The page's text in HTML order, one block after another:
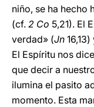
niño, se ha hecho
(cf. 2 Co 5,21). El
verdad» (Jn
El Espíritu nos
que decir a
ilumina el pasito
momento. Esta